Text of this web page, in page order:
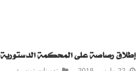
إطلاق رصاصة على المحكمة الدستورية